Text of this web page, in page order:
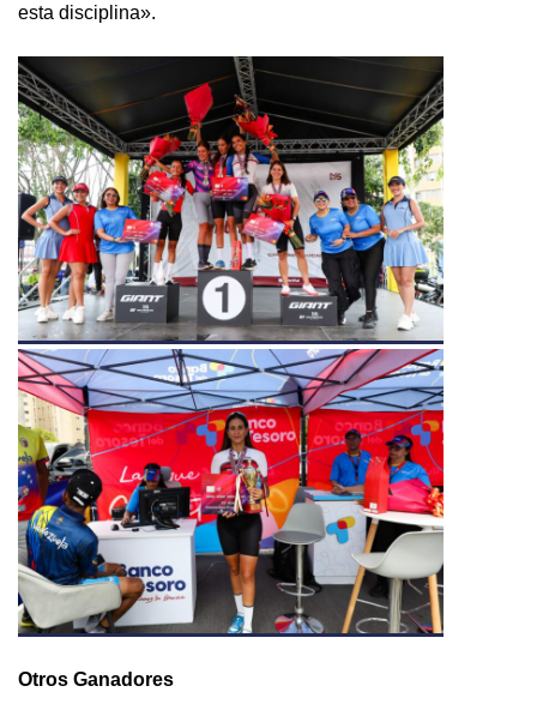
esta disciplina».
Otros Ganadores